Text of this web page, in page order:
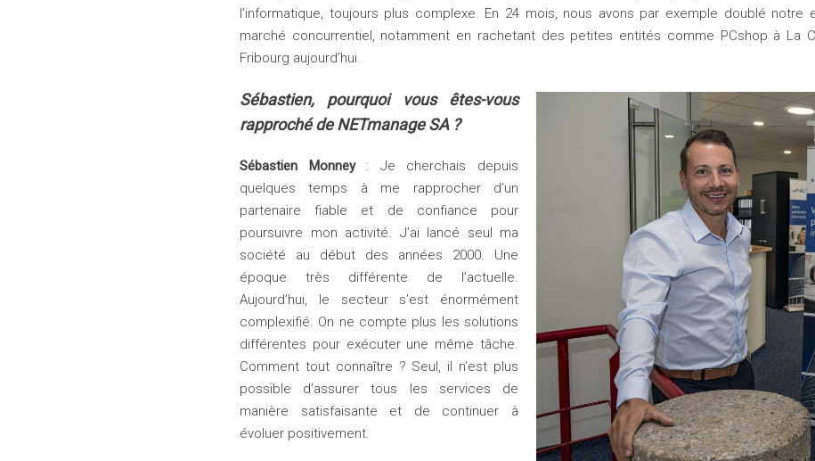
l’informatique, toujours plus complexe. En 24 mois, nous avons par exemple doublé
marché concurrentiel, notamment en rachetant des petites entités comme PCshop à La
Fribourg aujourd’hui.
Sébastien, pourquoi vous êtes-vous
rapproché de NETmanage SA ?
Sébastien Monney: Je cherchais depuis
quelques temps à me rapprocher d’un
partenaire fiable et de confiance pour
poursuivre mon activité. J’ai lancé seul ma
société au début des années 2000. Une
époque très différente de l’actuelle.
Aujourd’hui, le secteur s’est énormément
complexifié. On ne compte plus les solutions
différentes pour exécuter une même tâche.
Comment tout connaître ? Seul, il n’est plus
possible d’assurer tous les services de
manière satisfaisante et de continuer à
évoluer positivement.